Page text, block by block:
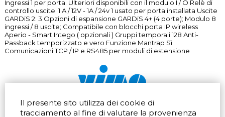
Il presente sito utilizza dei cookie di
tracciamento al fine di valutare la provenienza
Ingressi 1 per porta. Ulteriori disponibili con il modulo I / O Relè di
controllo uscite: 1 A / 12V - 1A / 24v 1 usato per porta installata Uscite
GARDiS 2: 3 Opzioni di espansione GARDiS 4+ (4 porte); Modulo 8
ingressi / 8 uscite; Compatibile con blocchi porta IP wireless
Aperio - Smart Intego ( opzionali ) Gruppi temporali 128 Anti-
Passback temporizzato e vero Funzione Mantrap Sì
Comunicazioni TCP / IP e RS485 per moduli di estensione
Via dell'artigianato 32Q
20865 Usmate Velate (MB)
Tel. +39 039 672520
Fax +39 039 672568